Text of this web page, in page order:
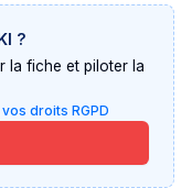
?
la fiche et piloter la
droits RGPD